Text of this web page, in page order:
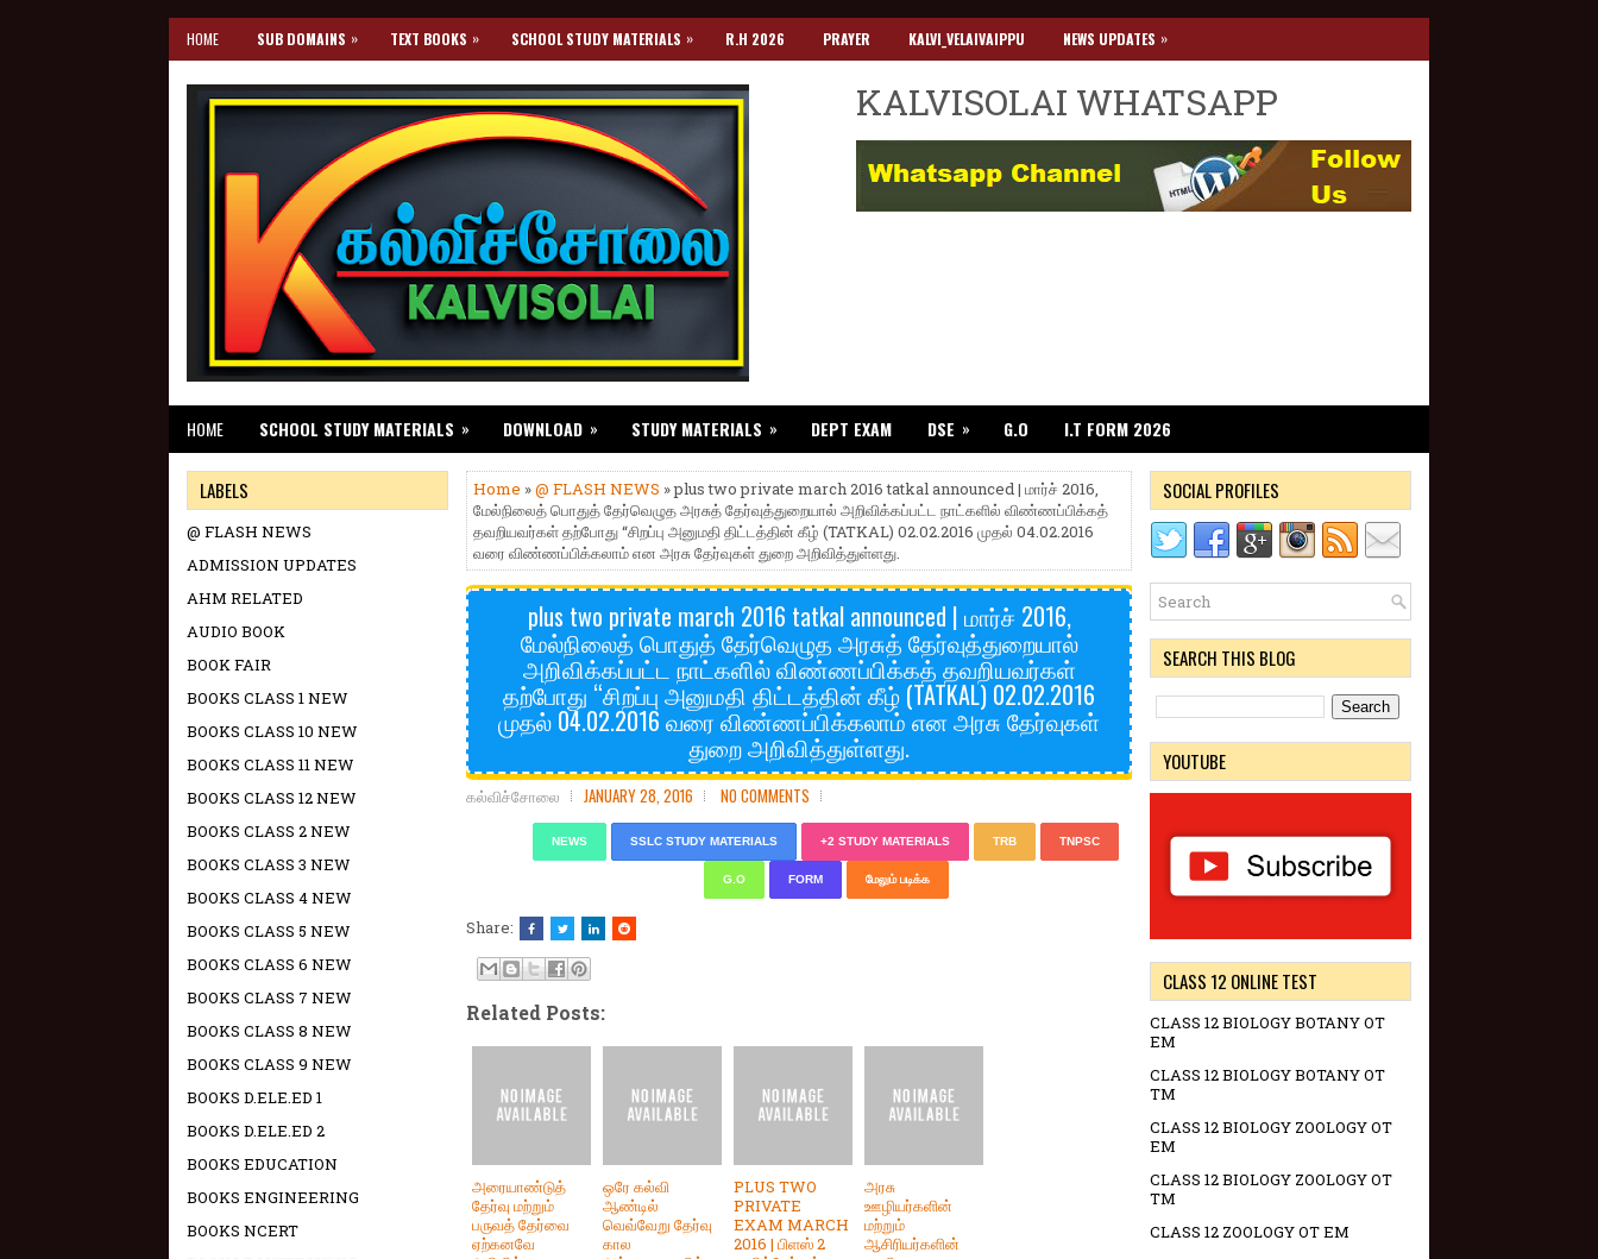
HOME SUB DOMAINS » TEXT BOOKS » SCHOOL STUDY MATERIALS » R.H 2026 PRAYER KALVI_VELAIVAIPPU NEWS UPDATES »
KALVISOLAI WHATSAPP
HOME SCHOOL STUDY MATERIALS » DOWNLOAD » STUDY MATERIALS » DEPT EXAM DSE » G.O I.T FORM 2026
Home »@ FLASH NEWS » plus two private march 2016 tatkal announced | மார்ச் 2016,
மேல்நிலைத் பொதுத் தேர்வெழுத அரசுத் தேர்வுத்துறையால் அறிவிக்கப்பட்ட நாட்களில் விண்ணப்பிக்கத்
தவறியவர்கள் தற்போது “சிறப்பு அனுமதி திட்டத்தின் கீழ் (TATKAL) 02.02.2016 முதல் 04.02.2016
வரை விண்ணப்பிக்கலாம் என அரசு தேர்வுகள் துறை அறிவித்துள்ளது.
plus two private march 2016 tatkal announced | மார்ச் 2016,
மேல்நிலைத் பொதுத் தேர்வெழுத அரசுத் தேர்வுத்துறையால்
அறிவிக்கப்பட்ட நாட்களில் விண்ணப்பிக்கத் தவறியவர்கள்
தற்போது “சிறப்பு அனுமதி திட்டத்தின் கீழ் (TATKAL) 02.02.2016
முதல் 04.02.2016 வரை விண்ணப்பிக்கலாம் என அரசு தேர்வுகள்
துறை அறிவித்துள்ளது.
கல்விச்சோலை JANUARY 28, 2016 NO COMMENTS
NEWS SSLC STUDY MATERIALS +2 STUDY MATERIALS TRB TNPSC
G.O FORM மேலும் படிக்க
Share:
Related Posts:
அரையாண்டுத்
தேர்வு மற்றும்
பருவத் தேர்வை
ஏற்கனவே
ஒரே கல்வி
ஆண்டில்
வெவ்வேறு தேர்வு
கால
PLUS TWO
PRIVATE
EXAM MARCH
2016 | பிளஸ் 2
அரசு
ஊழியர்களின்
மற்றும்
ஆசிரியர்களின்
LABELS
@ FLASH NEWS
ADMISSION UPDATES
AHM RELATED
AUDIO BOOK
BOOK FAIR
BOOKS CLASS 1 NEW
BOOKS CLASS 10 NEW
BOOKS CLASS 11 NEW
BOOKS CLASS 12 NEW
BOOKS CLASS 2 NEW
BOOKS CLASS 3 NEW
BOOKS CLASS 4 NEW
BOOKS CLASS 5 NEW
BOOKS CLASS 6 NEW
BOOKS CLASS 7 NEW
BOOKS CLASS 8 NEW
BOOKS CLASS 9 NEW
BOOKS D.ELE.ED 1
BOOKS D.ELE.ED 2
BOOKS EDUCATION
BOOKS ENGINEERING
BOOKS NCERT
SOCIAL PROFILES
SEARCH THIS BLOG
YOUTUBE
CLASS 12 ONLINE TEST
CLASS 12 BIOLOGY BOTANY OT
EM
CLASS 12 BIOLOGY BOTANY OT
TM
CLASS 12 BIOLOGY ZOOLOGY OT
EM
CLASS 12 BIOLOGY ZOOLOGY OT
TM
CLASS 12 ZOOLOGY OT EM